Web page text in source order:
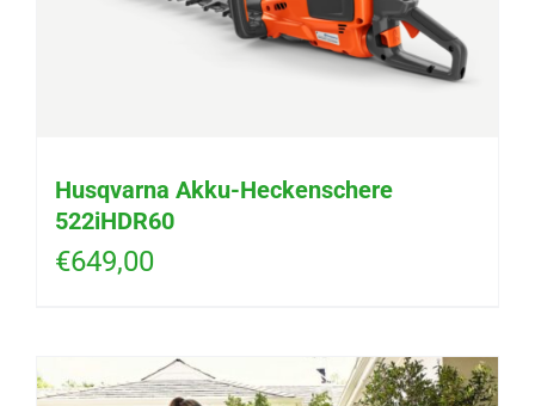
Husqvarna Akku-Heckenschere
522iHDR60
€649,00